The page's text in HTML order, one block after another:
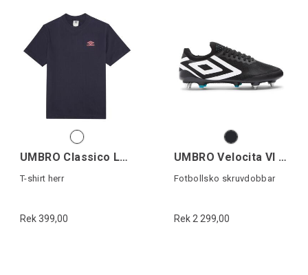
UMBRO Classico Logo Tee
T-shirt herr
Rek 399,00
UMBRO Velocita VI Pro SG
Fotbollsko skruvdobbar
Rek 2 299,00